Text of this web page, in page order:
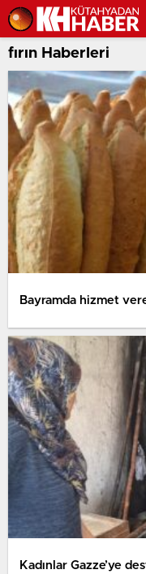
fırın Haberleri
Bayramda hizmet
Kadınlar Gazze’ye